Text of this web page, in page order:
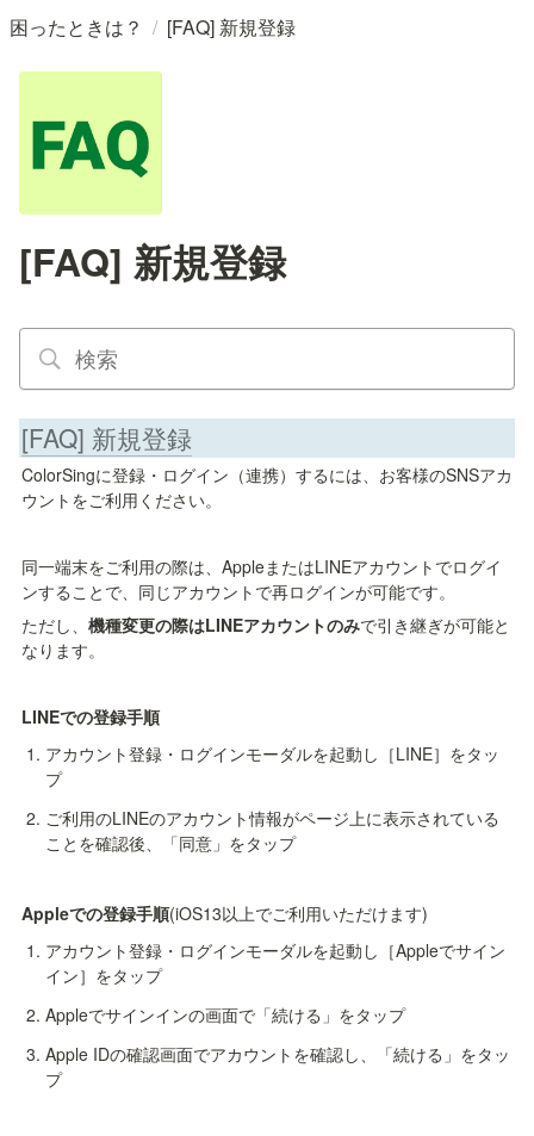
困ったときは？ / [FAQ] 新規登録
[FAQ] 新規登録
[FAQ] 新規登録
ColorSingに登録・ログイン（連携）するには、お客様のSNSアカ
ウントをご利用ください。
同一端末をご利用の際は、AppleまたはLINEアカウントでログイ
ンすることで、同じアカウントで再ログインが可能です。
ただし、 機種変更の際はLINEアカウントのみで引き継ぎが可能と
なります。
LINEでの登録手順
アカウント登録・ログインモーダルを起動し［LINE］をタッ
プ
ご利用のLINEのアカウント情報がページ上に表示されている
ことを確認後、「同意」をタップ
Appleでの登録手順(iOS13以上でご利用いただけます)
アカウント登録・ログインモーダルを起動し［Appleでサイン
イン］をタップ
Appleでサインインの画面で「続ける」をタップ
Apple IDの確認画面でアカウントを確認し、「続ける」をタッ
プ